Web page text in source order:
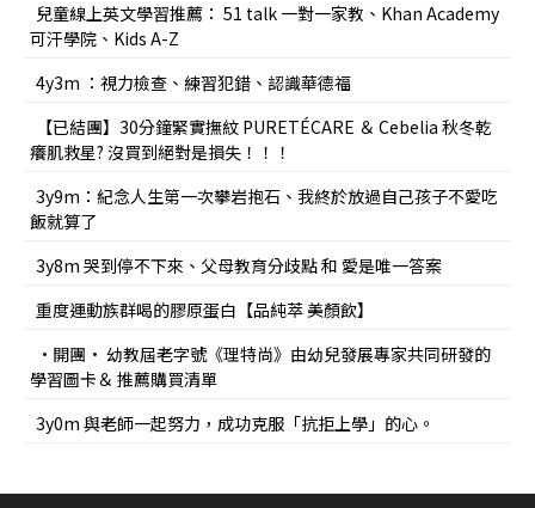
兒童線上英文學習推薦： 51 talk 一對一家教、Khan Academy
可汗學院、Kids A-Z
4y3m ：視力檢查、練習犯錯、認識華德福
【已結團】30分鐘緊實撫紋 PURETÉCARE ＆ Cebelia 秋冬乾
癢肌救星? 沒買到絕對是損失！！！
3y9m：紀念人生第一次攀岩抱石、我終於放過自己孩子不愛吃
飯就算了
3y8m 哭到停不下來、父母教育分歧點 和 愛是唯一答案
重度運動族群喝的膠原蛋白【品純萃 美顏飲】
•開團• 幼教屆老字號《理特尚》由幼兒發展專家共同研發的
學習圖卡＆ 推薦購買清單
3y0m 與老師一起努力，成功克服「抗拒上學」的心。